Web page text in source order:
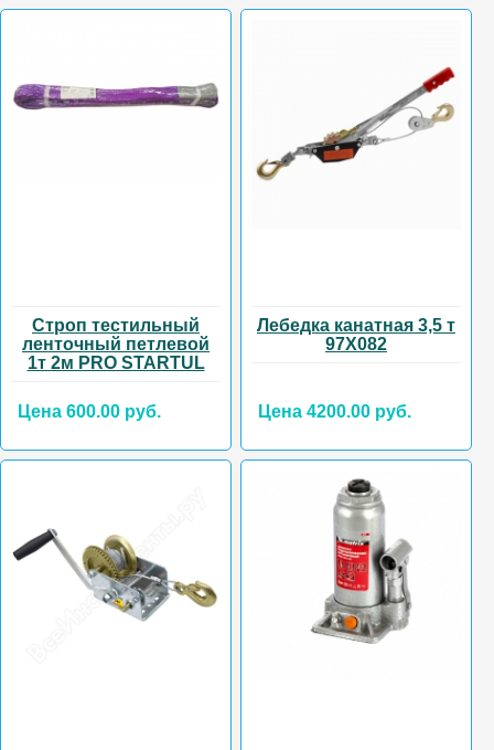
Строп тестильный
ленточный петлевой
1т 2м PRO STARTUL
Цена 600.00 руб.
Лебедка канатная 3,5 т
97Х082
Цена 4200.00 руб.